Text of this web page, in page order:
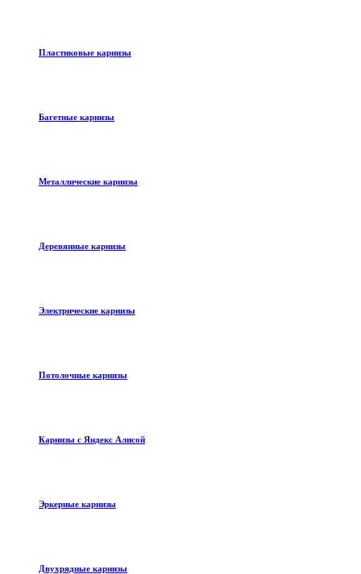
Пластиковые карнизы
Багетные карнизы
Металлические карнизы
Деревянные карнизы
Электрические карнизы
Потолочные карнизы
Карнизы с Яндекс Алисой
Эркерные карнизы
Двухрядные карнизы